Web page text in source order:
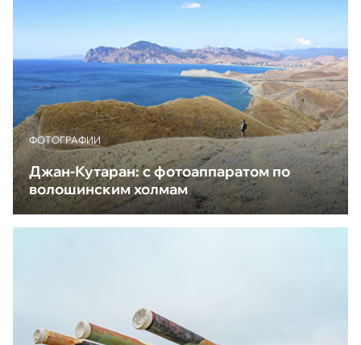
ФОТОГРАФИИ
Джан-Кутаран: с фотоаппаратом по
волошинским холмам